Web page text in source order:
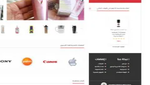
تصميم متجر لمار
التفاصيل